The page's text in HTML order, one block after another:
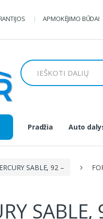
APMOKĖJIMO BŪDAI
Ieškoti:
Pradžia Auto
SABLE, 92 –
SABLE,